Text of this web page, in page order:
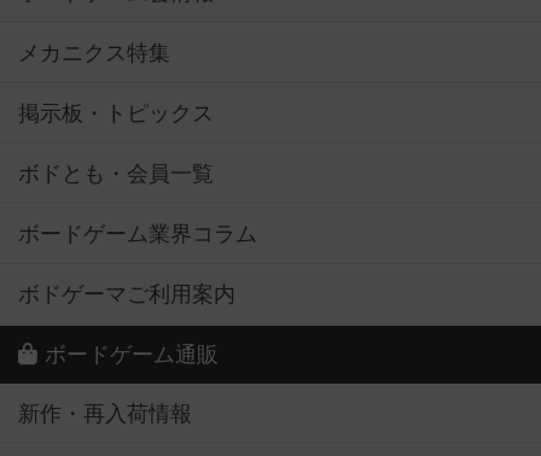
メカニクス特集
掲示板・トピックス
ボドとも・会員一覧
ボードゲーム業界コラム
ボドゲーマご利用案内
ボードゲーム通販
新作・再入荷情報